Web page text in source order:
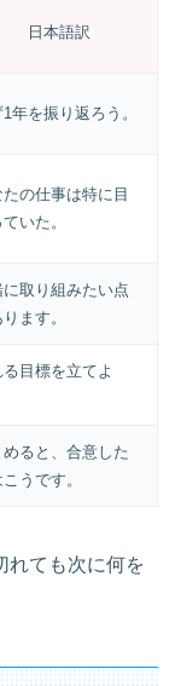
日本語訳
1年を振り返ろう。
たの仕事は特に目
いた。
に取り組みたい点
ます。
る目標を立てよ
めると、合意した
うです。
れても次に何を